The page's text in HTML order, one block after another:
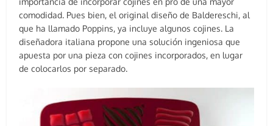
comodidad. Pues bien, el original diseño de Baldereschi, al
que ha llamado Poppins, ya incluye algunos cojines. La
diseñadora italiana propone una solución ingeniosa que
apuesta por una pieza con cojines incorporados, en lugar
de colocarlos por separado.